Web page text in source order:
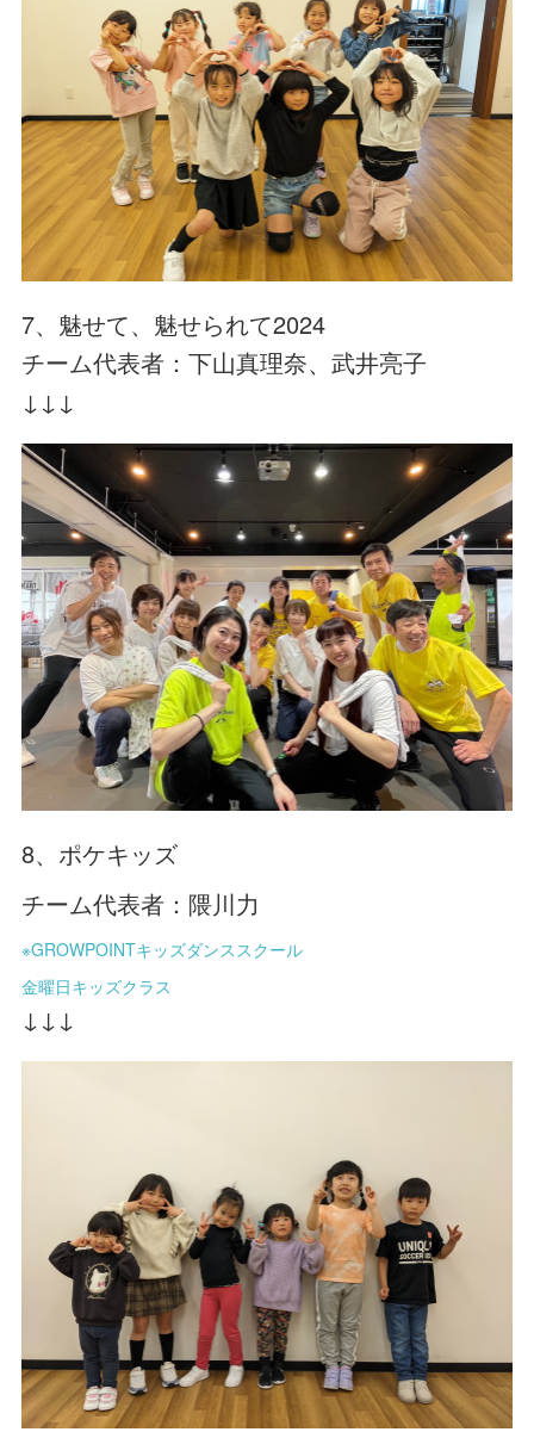
7、魅せて、魅せられて2024
チーム代表者：下山真理奈、武井亮子
↓↓↓
8、ポケキッズ
チーム代表者：隈川力
※GROWPOINTキッズダンススクール
金曜日キッズクラス
↓↓↓